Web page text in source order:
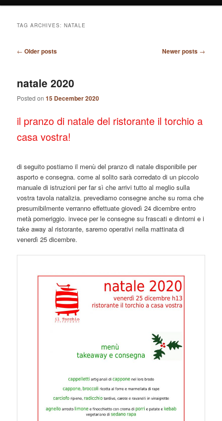
TAG ARCHIVES:NATALE
Post
← Older posts Newer posts →
natale 2020
Posted on15 December 2020
il pranzo di natale del ristorante il torchio a
casa vostra!
di seguito postiamo il menù del pranzo di natale disponibile per
asporto e consegna. come al solito sarà corredato di un piccolo
manuale di istruzioni per far sì che arrivi tutto al meglio sulla
vostra tavola natalizia. prevediamo consegne anche su roma che
presumibilmente verranno effettuate giovedì 24 dicembre entro
metà pomeriggio. invece per le consegne su frascati e dintorni e i
take away al ristorante, saremo operativi nella mattinata di
venerdì 25 dicembre.